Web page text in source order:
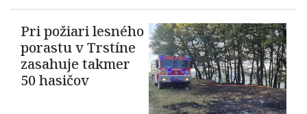
Pri požiari lesného
porastu v Trstíne
zasahuje takmer
50 hasičov